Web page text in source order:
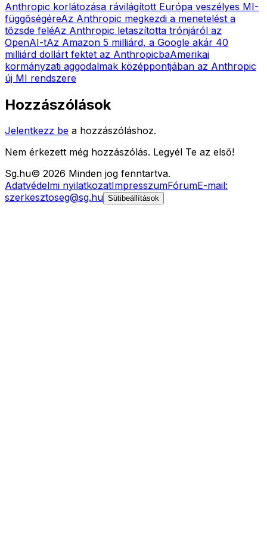
Anthropic korlátozása rávilágított Európa veszélyes MI-
függőségéreAz Anthropic megkezdi a menetelést a
tőzsde feléAz Anthropic letaszította trónjáról az
OpenAI-tAz Amazon 5 milliárd, a Google akár 40
milliárd dollárt fektet az AnthropicbaAmerikai
kormányzati aggodalmak középpontjában az Anthropic
új MI rendszere
Hozzászólások
Jelentkezz be a hozzászóláshoz.
Nem érkezett még hozzászólás. Legyél Te az első!
Sg.hu© 2026 Minden jog fenntartva.
Adatvédelmi nyilatkozatImpresszumFórumE-mail:
szerkesztoseg@sg.hu Sütibeállítások